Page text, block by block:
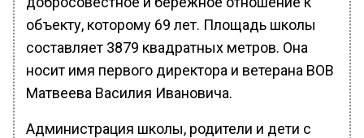
объекту, которому 69 лет. Площадь школы
составляет 3879 квадратных метров. Она
носит имя первого директора и ветерана ВОВ
Матвеева Василия Ивановича.
Администрация школы, родители и дети с